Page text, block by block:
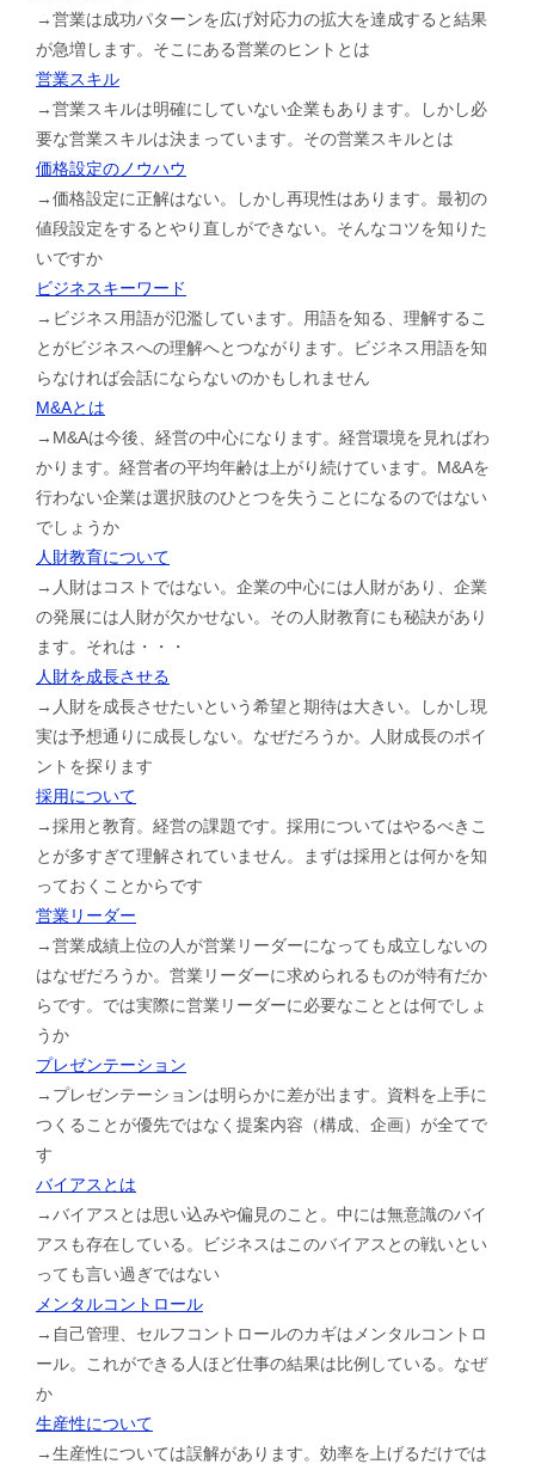
→営業は成功パターンを広げ対応力の拡大を達成すると結果
が急増します。そこにある営業のヒントとは
営業スキル
→営業スキルは明確にしていない企業もあります。しかし必
要な営業スキルは決まっています。その営業スキルとは
価格設定のノウハウ
→価格設定に正解はない。しかし再現性はあります。最初の
値段設定をするとやり直しができない。そんなコツを知りた
いですか
ビジネスキーワード
→ビジネス用語が氾濫しています。用語を知る、理解するこ
とがビジネスへの理解へとつながります。ビジネス用語を知
らなければ会話にならないのかもしれません
M&Aとは
→M&Aは今後、経営の中心になります。経営環境を見ればわ
かります。経営者の平均年齢は上がり続けています。M&Aを
行わない企業は選択肢のひとつを失うことになるのではない
でしょうか
人財教育について
→人財はコストではない。企業の中心には人財があり、企業
の発展には人財が欠かせない。その人財教育にも秘訣があり
ます。それは・・・
人財を成長させる
→人財を成長させたいという希望と期待は大きい。しかし現
実は予想通りに成長しない。なぜだろうか。人財成長のポイ
ントを探ります
採用について
→採用と教育。経営の課題です。採用についてはやるべきこ
とが多すぎて理解されていません。まずは採用とは何かを知
っておくことからです
営業リーダー
→営業成績上位の人が営業リーダーになっても成立しないの
はなぜだろうか。営業リーダーに求められるものが特有だか
らです。では実際に営業リーダーに必要なこととは何でしょ
うか
プレゼンテーション
→プレゼンテーションは明らかに差が出ます。資料を上手に
つくることが優先ではなく提案内容（構成、企画）が全てで
す
バイアスとは
→バイアスとは思い込みや偏見のこと。中には無意識のバイ
アスも存在している。ビジネスはこのバイアスとの戦いとい
っても言い過ぎではない
メンタルコントロール
→自己管理、セルフコントロールのカギはメンタルコントロ
ール。これができる人ほど仕事の結果は比例している。なぜ
か
生産性について
→生産性については誤解があります。効率を上げるだけでは